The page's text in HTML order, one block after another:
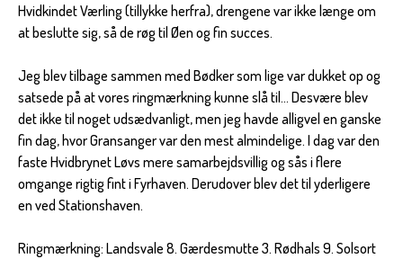
Hvidkindet Værling (tillykke herfra), drengene var ikke længe om
at beslutte sig, så de røg til Øen og fin succes.
Jeg blev tilbage sammen med Bødker som lige var dukket op og
satsede på at vores ringmærkning kunne slå til... Desvære blev
det ikke til noget udsædvanligt, men jeg havde alligvel en ganske
fin dag, hvor Gransanger var den mest almindelige. I dag var den
faste Hvidbrynet Løvs mere samarbejdsvillig og sås i flere
omgange rigtig fint i Fyrhaven. Derudover blev det til yderligere
en ved Stationshaven.
Ringmærkning: Landsvale 8. Gærdesmutte 3. Rødhals 9. Solsort